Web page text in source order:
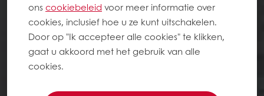
ons ​​cookiebeleid voor meer informatie over
cookies, inclusief hoe u ze kunt uitschakelen.
Door op "Ik accepteer alle cookies" te klikken,
gaat u akkoord met het gebruik van alle
cookies.